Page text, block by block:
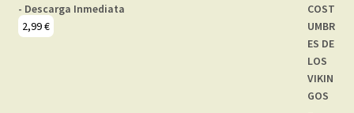
- Descarga Inmediata
2,99€